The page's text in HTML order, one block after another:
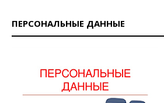
ПЕРСОНАЛЬНЫЕ ДАННЫЕ